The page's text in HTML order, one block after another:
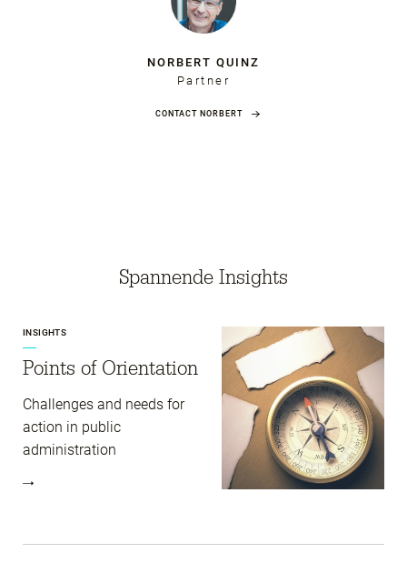
NORBERT QUINZ
Partner
CONTACT NORBERT
Spannende Insights
INSIGHTS
Points of Orientation
Challenges and needs for
action in public
administration